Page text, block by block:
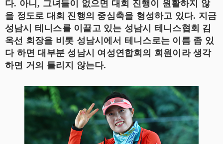
다. 아니, 그녀들이 없으면 대회 진행이 원활하지 않
을 정도로 대회 진행의 중심축을 형성하고 있다. 지금
성남시 테니스를 이끌고 있는 성남시 테니스협회 김
옥선 회장을 비롯 성남시에서 테니스로는 이름 좀 있
다 하면 대부분 성남시 여성연합회의 회원이라 생각
하면 거의 틀리지 않는다.